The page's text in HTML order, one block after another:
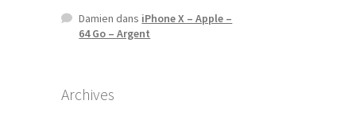
Damien dans iPhone X – Apple –
64 Go – Argent
Archives